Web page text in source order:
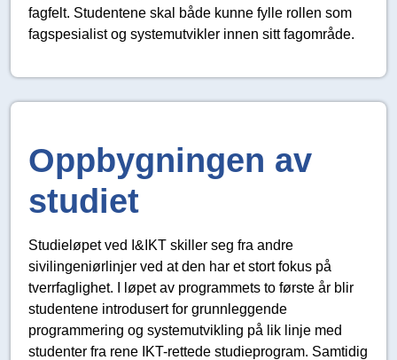
fagfelt. Studentene skal både kunne fylle rollen som
fagspesialist og systemutvikler innen sitt fagområde.
Oppbygningen av
studiet
Studieløpet ved I&IKT skiller seg fra andre
sivilingeniørlinjer ved at den har et stort fokus på
tverrfaglighet. I løpet av programmets to første år blir
studentene introdusert for grunnleggende
programmering og systemutvikling på lik linje med
studenter fra rene IKT-rettede studieprogram. Samtidig